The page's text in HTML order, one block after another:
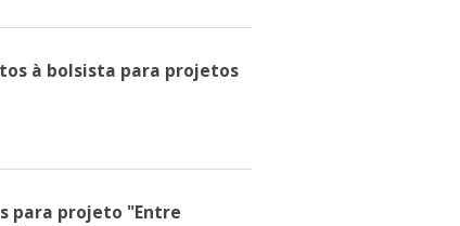
à bolsista para projetos
para projeto "Entre